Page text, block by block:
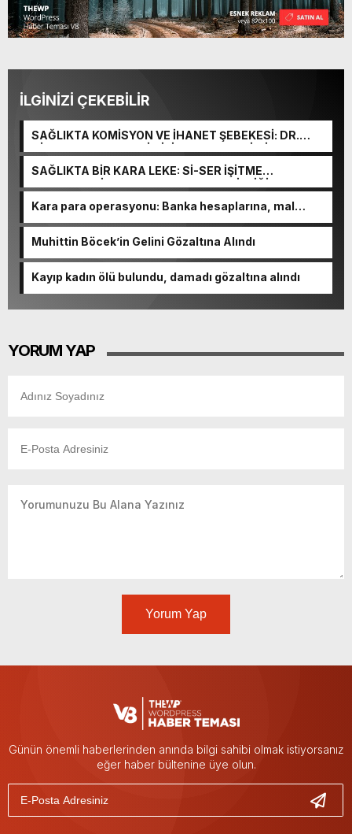
İLGİNİZİ ÇEKEBİLİR
SAĞLIKTA KOMİSYON VE İHANET ŞEBEKESİ: DR.
NİHAT URUÇ VE SEMİH İŞİTME MERKEZİ’NİN SGK
VURGUNU!
SAĞLIKTA BİR KARA LEKE: Sİ-SER İŞİTME
MERKEZLERİ VE MODERN UMUT TACİRLİĞİ
Kara para operasyonu: Banka hesaplarına, mal
Muhittin Böcek’in Gelini Gözaltına Alındı
Kayıp kadın ölü bulundu, damadı gözaltına alındı
YORUM YAP
Yorum Yap
Günün önemli haberlerinden anında bilgi sahibi olmak istiyorsanız
eğer haber bültenine üye olun.